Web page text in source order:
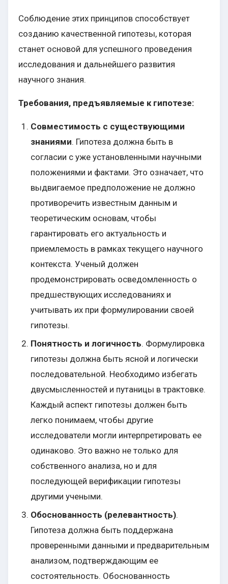
Соблюдение этих принципов способствует
созданию качественной гипотезы, которая
станет основой для успешного проведения
исследования и дальнейшего развития
научного знания.
Требования, предъявляемые к гипотезе:
Совместимость с существующими
знаниями. Гипотеза должна быть в
согласии с уже установленными научными
положениями и фактами. Это означает, что
выдвигаемое предположение не должно
противоречить известным данным и
теоретическим основам, чтобы
гарантировать его актуальность и
приемлемость в рамках текущего научного
контекста. Ученый должен
продемонстрировать осведомленность о
предшествующих исследованиях и
учитывать их при формулировании своей
гипотезы.
Понятность и логичность. Формулировка
гипотезы должна быть ясной и логически
последовательной. Необходимо избегать
двусмысленностей и путаницы в трактовке.
Каждый аспект гипотезы должен быть
легко понимаем, чтобы другие
исследователи могли интерпретировать ее
одинаково. Это важно не только для
собственного анализа, но и для
последующей верификации гипотезы
другими учеными.
Обоснованность (релевантность).
Гипотеза должна быть поддержана
проверенными данными и предварительным
анализом, подтверждающим ее
состоятельность. Обоснованность